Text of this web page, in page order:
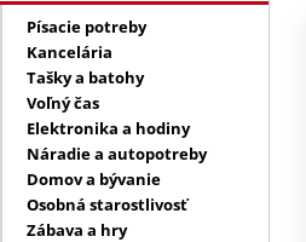
Písacie potreby
Kancelária
Tašky a batohy
Voľný čas
Elektronika a hodiny
Náradie a autopotreby
Domov a bývanie
Osobná starostlivosť
Zábava a hry